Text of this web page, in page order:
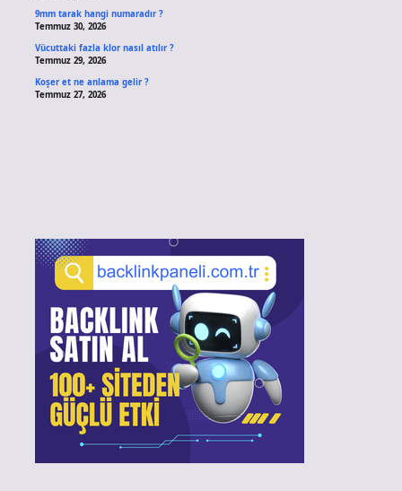
9mm tarak hangi numaradır ?
Temmuz 30, 2026
Vücuttaki fazla klor nasıl atılır ?
Temmuz 29, 2026
Koşer et ne anlama gelir ?
Temmuz 27, 2026